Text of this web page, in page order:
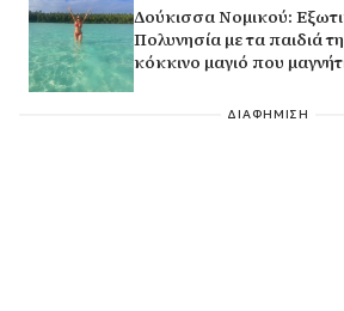
Δούκισσα Νομικού:
Πολυνησία με τα παιδιά
κόκκινο μαγιό που
ΔΙΑΦΗΜΙΣΗ